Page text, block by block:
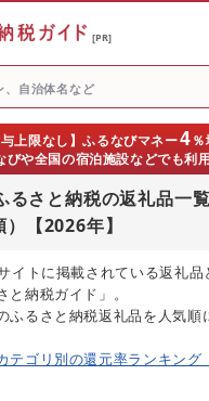
[PR]
与上限なし】ふるなびマネー4％
びや全国の宿泊施設などでも利
さと納税の返礼品一
【2026年】
イトに掲載されている返礼
納税ガイド」。
ふるさと納税返礼品を人気順
テゴリ別の還元率ランキング